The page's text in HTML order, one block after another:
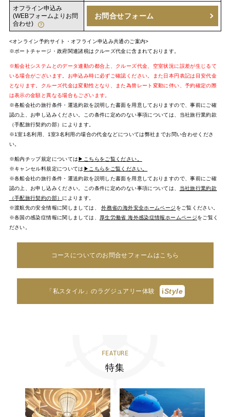
オフライン申込み
(WEBフォームよりお問
合わせ)
お問合せフォーム
<オンライン予約サイト・オフライン申込み共通のご案内>
※ポートチャージ・政府関連諸税はクルーズ代金に含まれております。
※船会社システムとのデータ連動の都合上、クルーズ代金、空室状況に誤差が生じるて
いる場合がございます。お申込み時に必ずご確認ください。また日本円表記は目安代金
となります。クルーズ代金は変動性となり、また為替レート変動に伴い、予約確定の際
は表示の金額と異なる場合もございます。
※各船会社の旅行条件・運送約款を説明した書面を用意しておりますので、事前にご確
認の上、お申し込みください。この条件に定めのない事項については、当社旅行業約款
（手配旅行契約の部）によります。
※1室1名利用、1室3名利用の場合の代金などについては弊社までお問い合わせくださ
い。
※船内チップ規定については ▶こちらをご覧ください。
※キャンセル料規定については ▶こちらをご覧ください。
※各船会社の旅行条件・運送約款を説明した書面を用意しておりますので、事前にご確
認の上、お申し込みください。この条件に定めのない事項については、
当社旅行業約款
（手配旅行契約の部） によります。
※渡航先の安全情報に関しましては、外務省の海外安全ホームページ をご覧ください。
※各国の感染症情報に関しましては、
厚生労働省 海外感染症情報ホームページをご覧く
ださい。
コースについてのお問合せフォームはこちら
「私スタイル」のラグジュアリー体験 iStyle
FEATURE
特集